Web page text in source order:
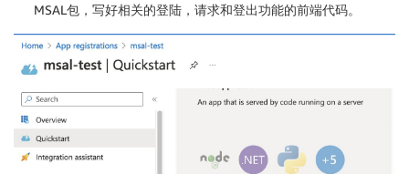
MSAL包，写好相关的登陆，请求和登出功能的前端代码。